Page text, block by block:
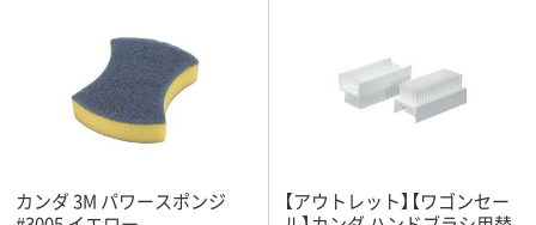
カンダ 3M パワースポンジ
【アウトレット】【ワゴンセー